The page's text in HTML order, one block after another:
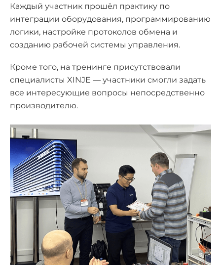
Каждый участник прошёл практику по
интеграции оборудования, программированию
логики, настройке протоколов обмена и
созданию рабочей системы управления.
Кроме того, на тренинге присутствовали
специалисты XINJE — участники смогли задать
все интересующие вопросы непосредственно
производителю.